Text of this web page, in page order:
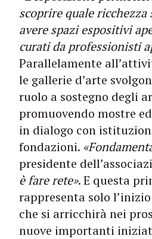
scoprire quale ricchezza
avere spazi espositivi
curati da professionisti
Parallelamente
le gallerie d’arte
ruolo a sostegno degli
promuovendo mostre
in dialogo con
fondazioni.
presidente
è fare rete». E questa
rappresenta solo
che si arricchirà nei
nuove importanti